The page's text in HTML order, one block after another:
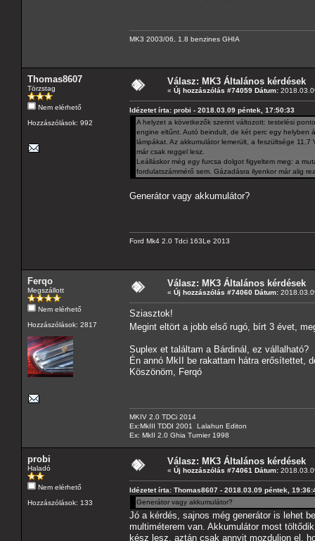
MK3 2003/06, 1.8 benzines GHIA
Thomas8607
Törzstag
Nem elérhető
Hozzászólások: 992
Válasz: MK3 Általános kérdések
« Új hozzászólás #74059 Dátum:
Idézetet írta: probi - 2018.03.09 péntek, 17:50:33
A helyzet a következők szerint változott: testelési
engine eltűnt. Autó beindult, de két perc egy helyben
lámpákat. Az akkumulátor lemerült, a feszültsége
már csak reggel lesz.
Leálláskor még egy furcsa dolgot figyeltem meg: a
fordulatszámmérő sem. Gázadásra ilyenkor már alig
Generátor vagy akkumulátor?
Ford Mk4 2.0 Tdci 163Le 2013
Ferqo
Megszállott
Nem elérhető
Hozzászólások: 2817
Válasz: MK3 Általános kérdések
« Új hozzászólás #74060 Dátum:
Sziasztok!
Megint eltört a jobb első rugó, bírt 3 évet,
Suplex et találtam a Bárdinál, ez vállalható?
Én annó MkII be rakattam hátra erősítettet,
Köszönöm, Ferqó
MKIV 2.0 TDCi 2014
Ex:MkIII TDDI 2001 Lalahun Editon
Ex: MkII 2.0 Ghia Turnier 1998
probi
Haladó
Nem elérhető
Hozzászólások: 133
Válasz: MK3 Általános kérdések
« Új hozzászólás #74061 Dátum:
Idézetet írta: Thomas8607 - 2018.03.09 péntek,
Generátor vagy akkumulátor?
Jó a kérdés, sajnos még generátor is lehet
multiméterem van. Akkumulátor most
kész lesz, aztán csak annyit mozduljon el,